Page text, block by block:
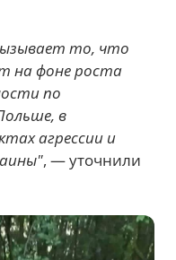
то, что
на фоне роста
по
в
агрессии и
, — уточнили